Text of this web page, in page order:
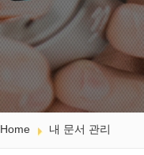
Home 내 문서 관리